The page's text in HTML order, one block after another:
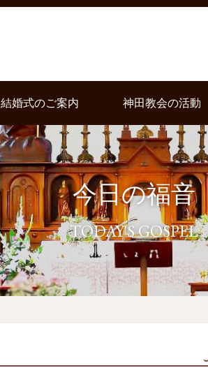
結婚式のご案内 神田教会の活動
今日の福音
TODAY'S GOSPEL